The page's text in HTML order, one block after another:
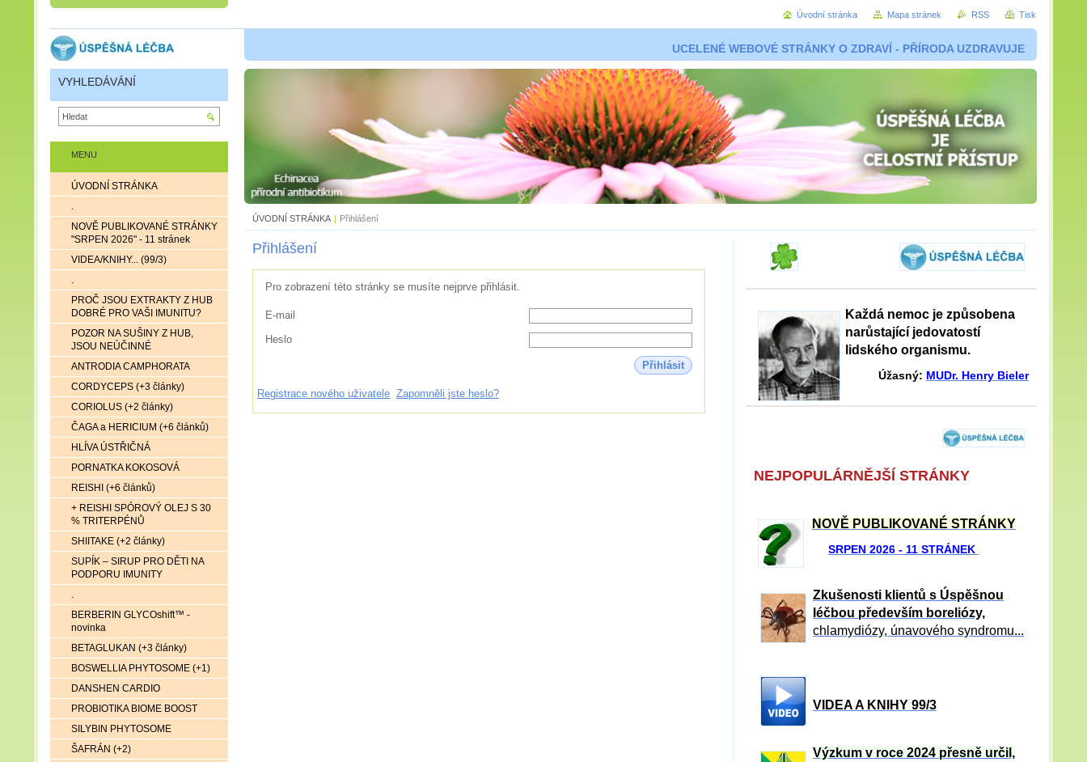
UCELENÉ WEBOVÉ STRÁNKY O ZDRAVÍ - PŘÍRODA UZDRAVUJE
ÚVODNÍ STRÁNKA | Přihlášení
Přihlášení
Pro zobrazení této stránky se musíte nejprve přihlásit.
E-mail
Heslo
Přihlásit
Registrace nového uživatele Zapomněli jste heslo?
Každá nemoc je způsobena
narůstající jedovatostí
lidského organismu.
Úžasný: MUDr. Henry Bieler
NEJPOPULÁRNĚJŠÍ STRÁNKY
NOVĚ PUBLIKOVANÉ STRÁNKY
SRPEN 2026 - 11 STRÁNEK
Zkušenosti klientů s Úspěšnou
léčbou především boreliózy,
chlamydiózy, únavového syndromu...
VIDEA A KNIHY 99/3
Výzkum v roce 2024 přesně určil,
MENU
ÚVODNÍ STRÁNKA
.
NOVĚ PUBLIKOVANÉ STRÁNKY
"SRPEN 2026" - 11 stránek
VIDEA/KNIHY... (99/3)
.
PROČ JSOU EXTRAKTY Z HUB
DOBRÉ PRO VAŠI IMUNITU?
POZOR NA SUŠINY Z HUB,
JSOU NEÚČINNÉ
ANTRODIA CAMPHORATA
CORDYCEPS (+3 články)
CORIOLUS (+2 články)
ČAGA a HERICIUM (+6 článků)
HLÍVA ÚSTŘIČNÁ
PORNATKA KOKOSOVÁ
REISHI (+6 článků)
+ REISHI SPÓROVÝ OLEJ S 30
% TRITERPÉNŮ
SHIITAKE (+2 články)
SUPÍK – SIRUP PRO DĚTI NA
PODPORU IMUNITY
.
BERBERIN GLYCOshift™ -
novinka
BETAGLUKAN (+3 články)
BOSWELLIA PHYTOSOME (+1)
DANSHEN CARDIO
PROBIOTIKA BIOME BOOST
SILYBIN PHYTOSOME
ŠAFRÁN (+2)
VYHLEDÁVÁNÍ
Úvodní stránka Mapa stránek RSS Tisk